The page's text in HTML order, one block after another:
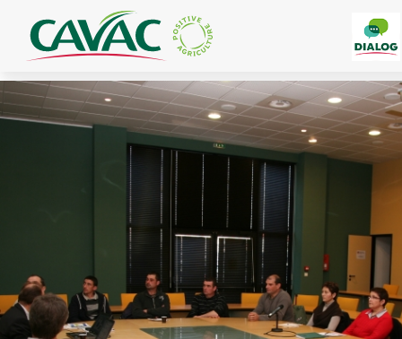
Panneau de gestion des cookies